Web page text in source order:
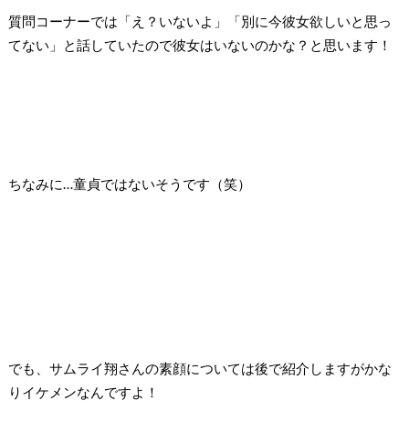
質問コーナーでは「え？いないよ」「別に今彼女欲しいと思っ
てない」と話していたので彼女はいないのかな？と思います！
ちなみに…童貞ではないそうです（笑）
でも、サムライ翔さんの素顔については後で紹介しますがかな
りイケメンなんですよ！